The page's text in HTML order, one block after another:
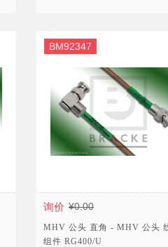
询价 ¥0.00
BM92347
MHV 公头 直角 - MHV 公头
组件 RG400/U